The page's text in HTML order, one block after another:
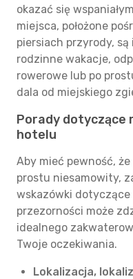
okazać się
miejsca, położone
piersiach przyrody,
rodzinne wakacje,
rowerowe lub po
dala od miejskiego
Porady dotyczące
hotelu
Aby mieć pewność,
prostu niesamowity,
wskazówki
przezorności może
idealnego
Twoje oczekiwania.
Lokalizacja,